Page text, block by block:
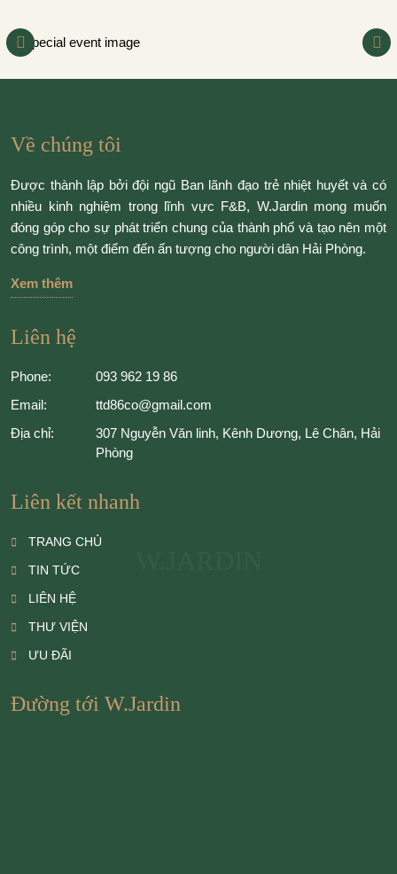
Về chúng tôi
Được thành lập bởi đội ngũ Ban lãnh đạo trẻ nhiệt huyết và có
nhiều kinh nghiệm trong lĩnh vực F&B, W.Jardin mong muốn
đóng góp cho sự phát triển chung của thành phố và tạo nên một
công trình, một điểm đến ấn tượng cho người dân Hải Phòng.
Xem thêm
Liên hệ
Phone:
093 962 19 86
Email:
ttd86co@gmail.com
Địa chỉ:
307 Nguyễn Văn linh, Kênh Dương, Lê Chân, Hải
Phòng
Liên kết nhanh
TRANG CHỦ
TIN TỨC
LIÊN HỆ
THƯ VIỆN
ƯU ĐÃI
Đường tới W.Jardin